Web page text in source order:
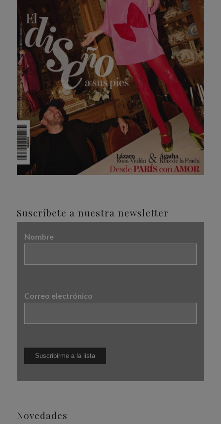
Suscríbete a nuestra newsletter
Nombre
Correo electrónico
Novedades